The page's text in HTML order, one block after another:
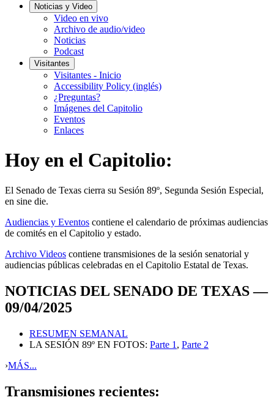
Noticias y Video
Video en vivo
Archivo de audio/video
Noticias
Podcast
Visitantes
Visitantes - Inicio
Accessibility Policy (inglés)
¿Preguntas?
Imágenes del Capitolio
Eventos
Enlaces
Hoy en el Capitolio:
El Senado de Texas cierra su Sesión 89º, Segunda Sesión Especial,
en sine die.
Audiencias y Eventos contiene el calendario de próximas audiencias
de comités en el Capitolio y estado.
Archivo Videos contiene transmisiones de la sesión senatorial y
audiencias públicas celebradas en el Capitolio Estatal de Texas.
NOTICIAS DEL SENADO DE TEXAS —
09/04/2025
RESUMEN SEMANAL
LA SESIÓN 89º EN FOTOS: Parte 1 , Parte 2
›MÁS...
Transmisiones recientes: